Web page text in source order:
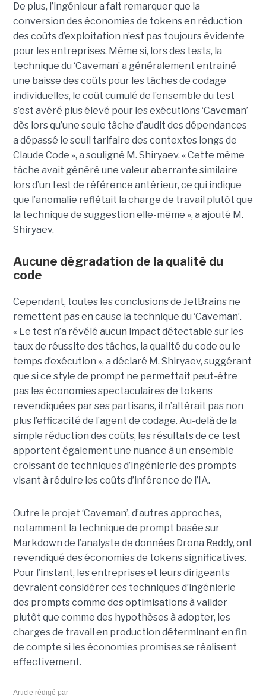
De plus, l’ingénieur a fait remarquer que la
conversion des économies de tokens en réduction
des coûts d’exploitation n’est pas toujours évidente
pour les entreprises. Même si, lors des tests, la
technique du ‘Caveman’ a généralement entraîné
une baisse des coûts pour les tâches de codage
individuelles, le coût cumulé de l’ensemble du test
s’est avéré plus élevé pour les exécutions ‘Caveman’
dès lors qu’une seule tâche d’audit des dépendances
a dépassé le seuil tarifaire des contextes longs de
Claude Code », a souligné M. Shiryaev. « Cette même
tâche avait généré une valeur aberrante similaire
lors d’un test de référence antérieur, ce qui indique
que l’anomalie reflétait la charge de travail plutôt que
la technique de suggestion elle-même », a ajouté M.
Shiryaev.
Aucune dégradation de la qualité du
code
Cependant, toutes les conclusions de JetBrains ne
remettent pas en cause la technique du ‘Caveman’.
« Le test n’a révélé aucun impact détectable sur les
taux de réussite des tâches, la qualité du code ou le
temps d’exécution », a déclaré M. Shiryaev, suggérant
que si ce style de prompt ne permettait peut-être
pas les économies spectaculaires de tokens
revendiquées par ses partisans, il n’altérait pas non
plus l’efficacité de l’agent de codage. Au-delà de la
simple réduction des coûts, les résultats de ce test
apportent également une nuance à un ensemble
croissant de techniques d’ingénierie des prompts
visant à réduire les coûts d’inférence de l’IA.
Outre le projet ‘Caveman’, d’autres approches,
notamment la technique de prompt basée sur
Markdown de l’analyste de données Drona Reddy, ont
revendiqué des économies de tokens significatives.
Pour l’instant, les entreprises et leurs dirigeants
devraient considérer ces techniques d’ingénierie
des prompts comme des optimisations à valider
plutôt que comme des hypothèses à adopter, les
charges de travail en production déterminant en fin
de compte si les économies promises se réalisent
effectivement.
Article rédigé par